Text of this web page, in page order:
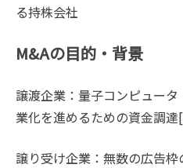
る持株会社
M&Aの目的・背景
譲渡企業：量子コンピュー
業化を進めるための資金調
譲り受け企業：無数の広告